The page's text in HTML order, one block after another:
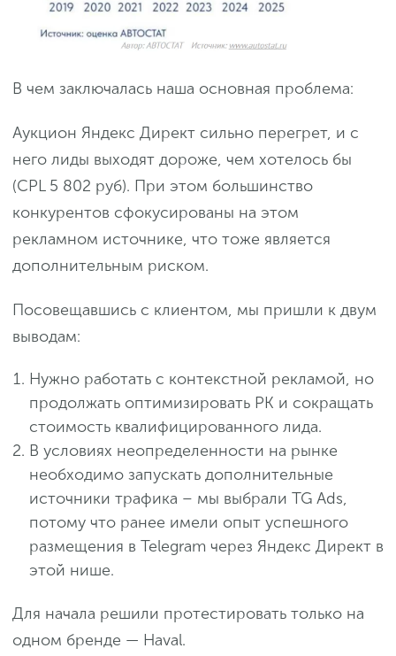
В чем заключалась наша основная проблема:
Аукцион Яндекс Директ сильно перегрет, и с
него лиды выходят дороже, чем хотелось бы
(CPL 5 802 руб). При этом большинство
конкурентов сфокусированы на этом
рекламном источнике, что тоже является
дополнительным риском.
Посовещавшись с клиентом, мы пришли к двум
выводам:
Нужно работать с контекстной рекламой, но
продолжать оптимизировать РК и сокращать
стоимость квалифицированного лида.
В условиях неопределенности на рынке
необходимо запускать дополнительные
источники трафика – мы выбрали TG Ads,
потому что ранее имели опыт успешного
размещения в Telegram через Яндекс Директ в
этой нише.
Для начала решили протестировать только на
одном бренде — Haval.